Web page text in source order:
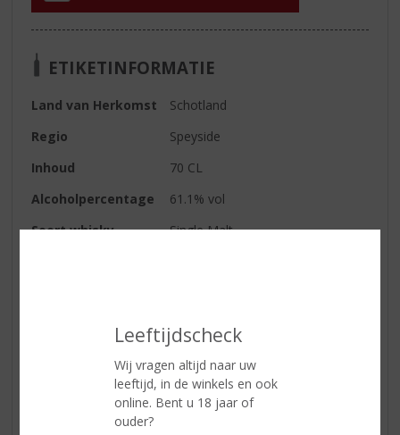
Leeftijdscheck
Wij vragen altijd naar uw
leeftijd, in de winkels en ook
online. Bent u 18 jaar of
ouder?
ETIKETINFORMATIE
Land van Herkomst
Schotland
Regio
Speyside
Inhoud
70 CL
Alcoholpercentage
61.1% vol
Soort whisky
Single Malt
gerst en kersen.
Reviews